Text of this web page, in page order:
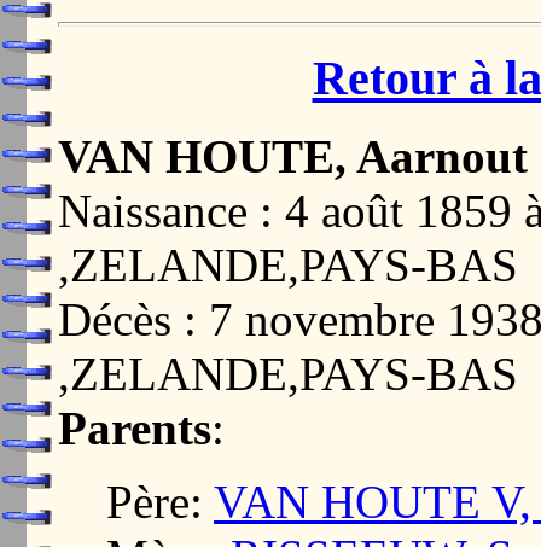
Retour à
VAN HOUTE, Aarnout
Naissance : 4 août
,ZELANDE,PAYS-BAS
Décès : 7 novembre
,ZELANDE,PAYS-BAS
Parents:
Père: VAN HOUTE V,